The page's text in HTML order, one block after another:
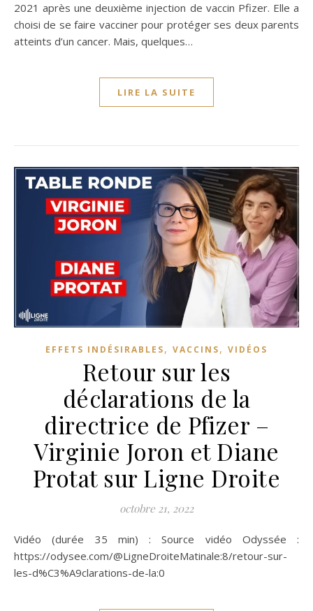
2021 après une deuxième injection de vaccin Pfizer. Elle a
choisi de se faire vacciner pour protéger ses deux parents
atteints d’un cancer. Mais, quelques…
LIRE LA SUITE
EFFETS INDÉSIRABLES, VACCINS, VIDÉOS
Retour sur les
déclarations de la
directrice de Pfizer –
Virginie Joron et Diane
Protat sur Ligne Droite
octobre 21, 2022
Vidéo (durée 35 min) : Source vidéo Odyssée :
https://odysee.com/@LigneDroiteMatinale:8/retour-sur-
les-d%C3%A9clarations-de-la:0